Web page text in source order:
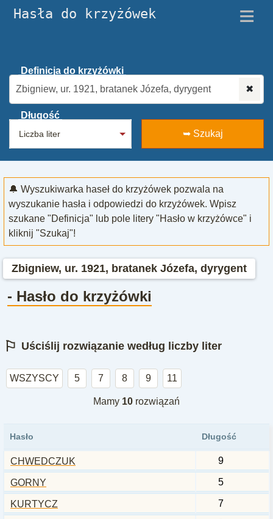
Hasła do krzyżówek ≡
Definicja do krzyżówki
✖
Długość
➥ Szukaj
🔔 Wyszukiwarka haseł do krzyżówek pozwala na
wyszukanie hasła i odpowiedzi do krzyżówek. Wpisz
szukane "Definicja" lub pole litery "Hasło w krzyżówce" i
kliknij "Szukaj"!
Zbigniew, ur. 1921, bratanek Józefa, dyrygent
- Hasło do krzyżówki
⚐ Uściślij rozwiązanie według liczby liter
WSZYSCY 5 7 8 9 11
Mamy 10 rozwiązań
Hasło Długość
CHWEDCZUK 9
GORNY 5
KURTYCZ 7